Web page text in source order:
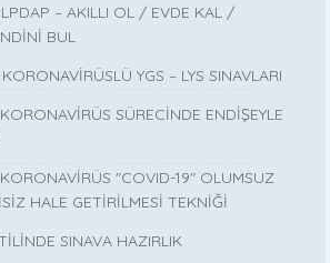
– AKILLI OL / EVDE KAL /
BUL
YGS – LYS SINAVLARI
SÜRECİNDE ENDİŞEYLE
"COVID-19" OLUMSUZ
HALE GETİRİLMESİ TEKNİĞİ
SINAVA HAZIRLIK